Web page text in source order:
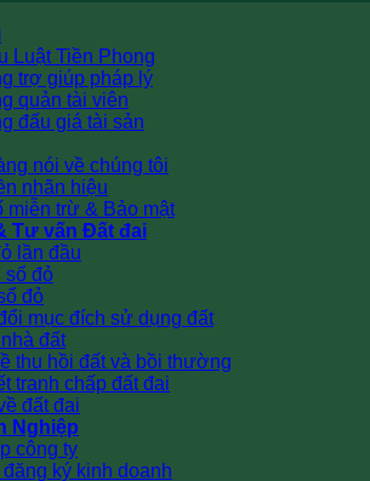
Luật Tiền Phong
trợ giúp pháp lý
quản tài viên
đấu giá tài sản
nói về chúng tôi
nhãn hiệu
miễn trừ & Bảo mật
Tư vấn Đất đai
lần đầu
sổ đỏ
đỏ
mục đích sử dụng đất
đất
thu hồi đất và bồi thường
tranh chấp đất đai
đất đai
Nghiệp
công ty
ký kinh doanh